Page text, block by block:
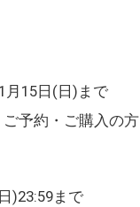
15日(日)まで
予約・ご購入の方
)23:59まで